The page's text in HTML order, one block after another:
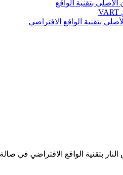
بتقنية الواقع الافتراضي